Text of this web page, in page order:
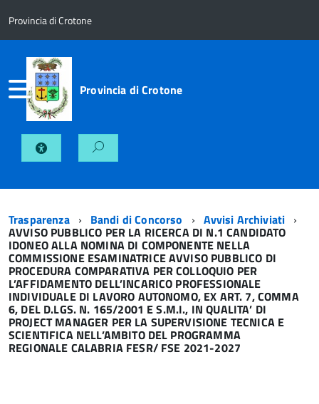
Provincia di Crotone
Provincia di Crotone
Trasparenza Bandi di Concorso Avvisi Archiviati
AVVISO PUBBLICO PER LA RICERCA DI N.1 CANDIDATO
IDONEO ALLA NOMINA DI COMPONENTE NELLA
COMMISSIONE ESAMINATRICE AVVISO PUBBLICO DI
PROCEDURA COMPARATIVA PER COLLOQUIO PER
L’AFFIDAMENTO DELL’INCARICO PROFESSIONALE
INDIVIDUALE DI LAVORO AUTONOMO, EX ART. 7, COMMA
6, DEL D.LGS. N. 165/2001 E S.M.I., IN QUALITA’ DI
PROJECT MANAGER PER LA SUPERVISIONE TECNICA E
SCIENTIFICA NELL’AMBITO DEL PROGRAMMA
REGIONALE CALABRIA FESR/ FSE 2021-2027